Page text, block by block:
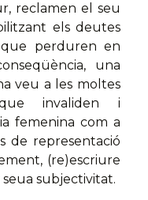
reclamen el seu
els deutes
perduren en
una
veu a les moltes
invaliden i
femenina com a
de representació
(re)escriure
subjectivitat.